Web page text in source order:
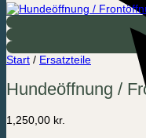
Start / Ersatzteile
Hundeöffnung /
1,250,00 kr.